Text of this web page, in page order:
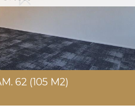
62 (105 M2)